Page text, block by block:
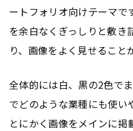
ートフォリオ向けテーマで
を余白なくぎっしりと敷き
り、画像をよく見せること
全体的には白、黒の2色で
でどのような業種にも使い
とにかく画像をメインに